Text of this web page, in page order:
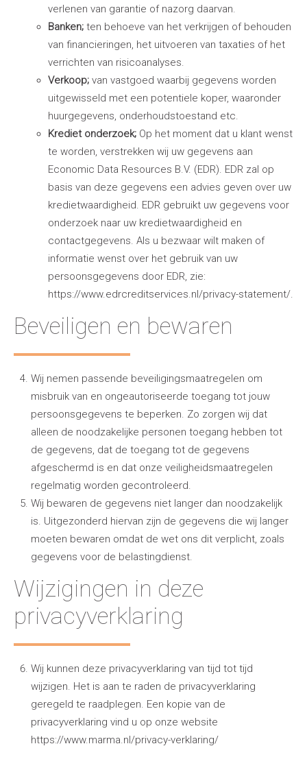
verlenen van garantie of nazorg daarvan.
Banken; ten behoeve van het verkrijgen of behouden
van financieringen, het uitvoeren van taxaties of het
verrichten van risicoanalyses.
Verkoop; van vastgoed waarbij gegevens worden
uitgewisseld met een potentiele koper, waaronder
huurgegevens, onderhoudstoestand etc.
Krediet onderzoek; Op het moment dat u klant wenst
te worden, verstrekken wij uw gegevens aan
Economic Data Resources B.V. (EDR). EDR zal op
basis van deze gegevens een advies geven over uw
kredietwaardigheid. EDR gebruikt uw gegevens voor
onderzoek naar uw kredietwaardigheid en
contactgegevens. Als u bezwaar wilt maken of
informatie wenst over het gebruik van uw
persoonsgegevens door EDR, zie:
https://www.edrcreditservices.nl/privacy-statement/.
Beveiligen en bewaren
Wij nemen passende beveiligingsmaatregelen om
misbruik van en ongeautoriseerde toegang tot jouw
persoonsgegevens te beperken. Zo zorgen wij dat
alleen de noodzakelijke personen toegang hebben tot
de gegevens, dat de toegang tot de gegevens
afgeschermd is en dat onze veiligheidsmaatregelen
regelmatig worden gecontroleerd.
Wij bewaren de gegevens niet langer dan noodzakelijk
is. Uitgezonderd hiervan zijn de gegevens die wij langer
moeten bewaren omdat de wet ons dit verplicht, zoals
gegevens voor de belastingdienst.
Wijzigingen in deze
privacyverklaring
Wij kunnen deze privacyverklaring van tijd tot tijd
wijzigen. Het is aan te raden de privacyverklaring
geregeld te raadplegen. Een kopie van de
privacyverklaring vind u op onze website
https://www.marma.nl/privacy-verklaring/